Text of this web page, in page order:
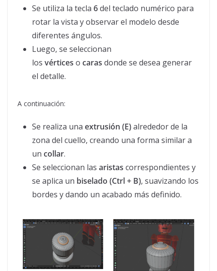
Se utiliza la tecla 6del teclado numérico para
rotar la vista y observar el modelo desde
diferentes ángulos.
Luego, se seleccionan
los vértices o caras donde se desea generar
el detalle.
A continuación:
Se realiza una extrusión (E)alrededor de la
zona del cuello, creando una forma similar a
un collar.
Se seleccionan las aristas correspondientes y
se aplica un biselado (Ctrl + B), suavizando los
bordes y dando un acabado más definido.